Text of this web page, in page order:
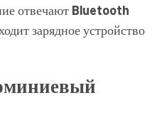
отвечают Bluetooth
зарядное устройство